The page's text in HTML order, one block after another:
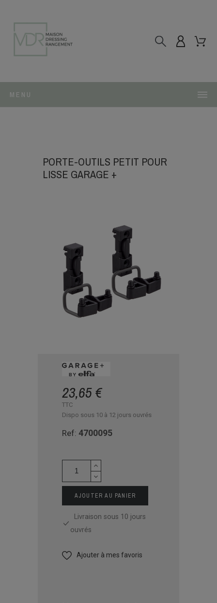
MENU
PORTE-OUTILS PETIT POUR
LISSE GARAGE +
23,65 €
TTC
Dispo sous 10 à 12 jours ouvrés
Ref: 4700095
AJOUTER AU PANIER
Livraison sous 10 jours
ouvrés
Ajouter à mes favoris